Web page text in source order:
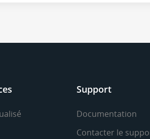
Support
Documentation
Contacter le